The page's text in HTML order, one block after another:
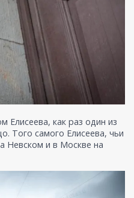
Елисеева, как раз один из
Того самого Елисеева, чьи
Невском и в Москве на